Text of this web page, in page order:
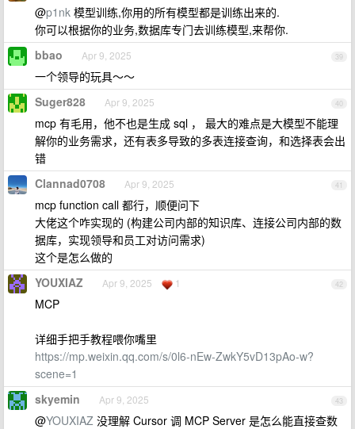
@p1nk 模型训练,你用的所有模型都是训练出来的.
你可以根据你的业务,数据库专门去训练模型,来帮你.
39
bbao Apr 9, 2025
一个领导的玩具～～
40
Suger828 Apr 9, 2025
mcp 有毛用，他不也是生成 sql ， 最大的难点是大模型不能理
解你的业务需求，还有表多导致的多表连接查询，和选择表会出
错
41
Clannad0708 Apr 9, 2025
mcp function call 都行，顺便问下
大佬这个咋实现的 (构建公司内部的知识库、连接公司内部的数
据库，实现领导和员工对访问需求)
这个是怎么做的
42
YOUXIAZ Apr 9, 2025 1
MCP
详细手把手教程喂你嘴里
https://mp.weixin.qq.com/s/0l6-nEw-ZwkY5vD13pAo-w?
scene=1
43
skyemin Apr 9, 2025
@YOUXIAZ 没理解 Cursor 调 MCP Server 是怎么能直接查数